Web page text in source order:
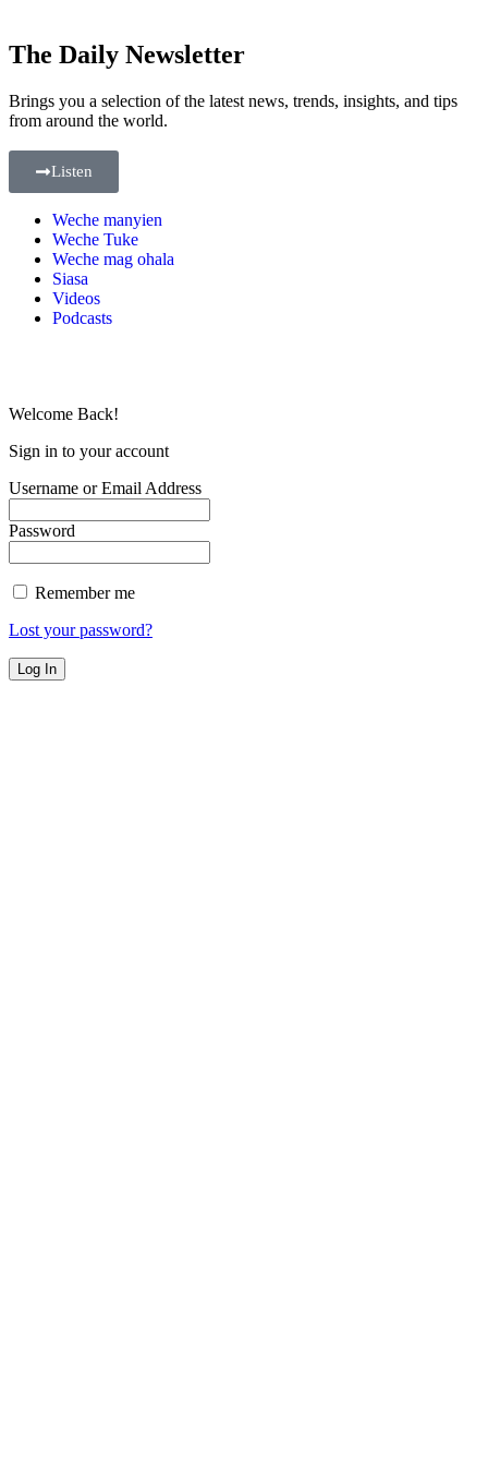
The Daily Newsletter
Brings you a selection of the latest news, trends, insights, and tips
from around the world.
Listen
Weche manyien
Weche Tuke
Weche mag ohala
Siasa
Videos
Podcasts
Welcome Back!
Sign in to your account
Username or Email Address
Password
Remember me
Lost your password?